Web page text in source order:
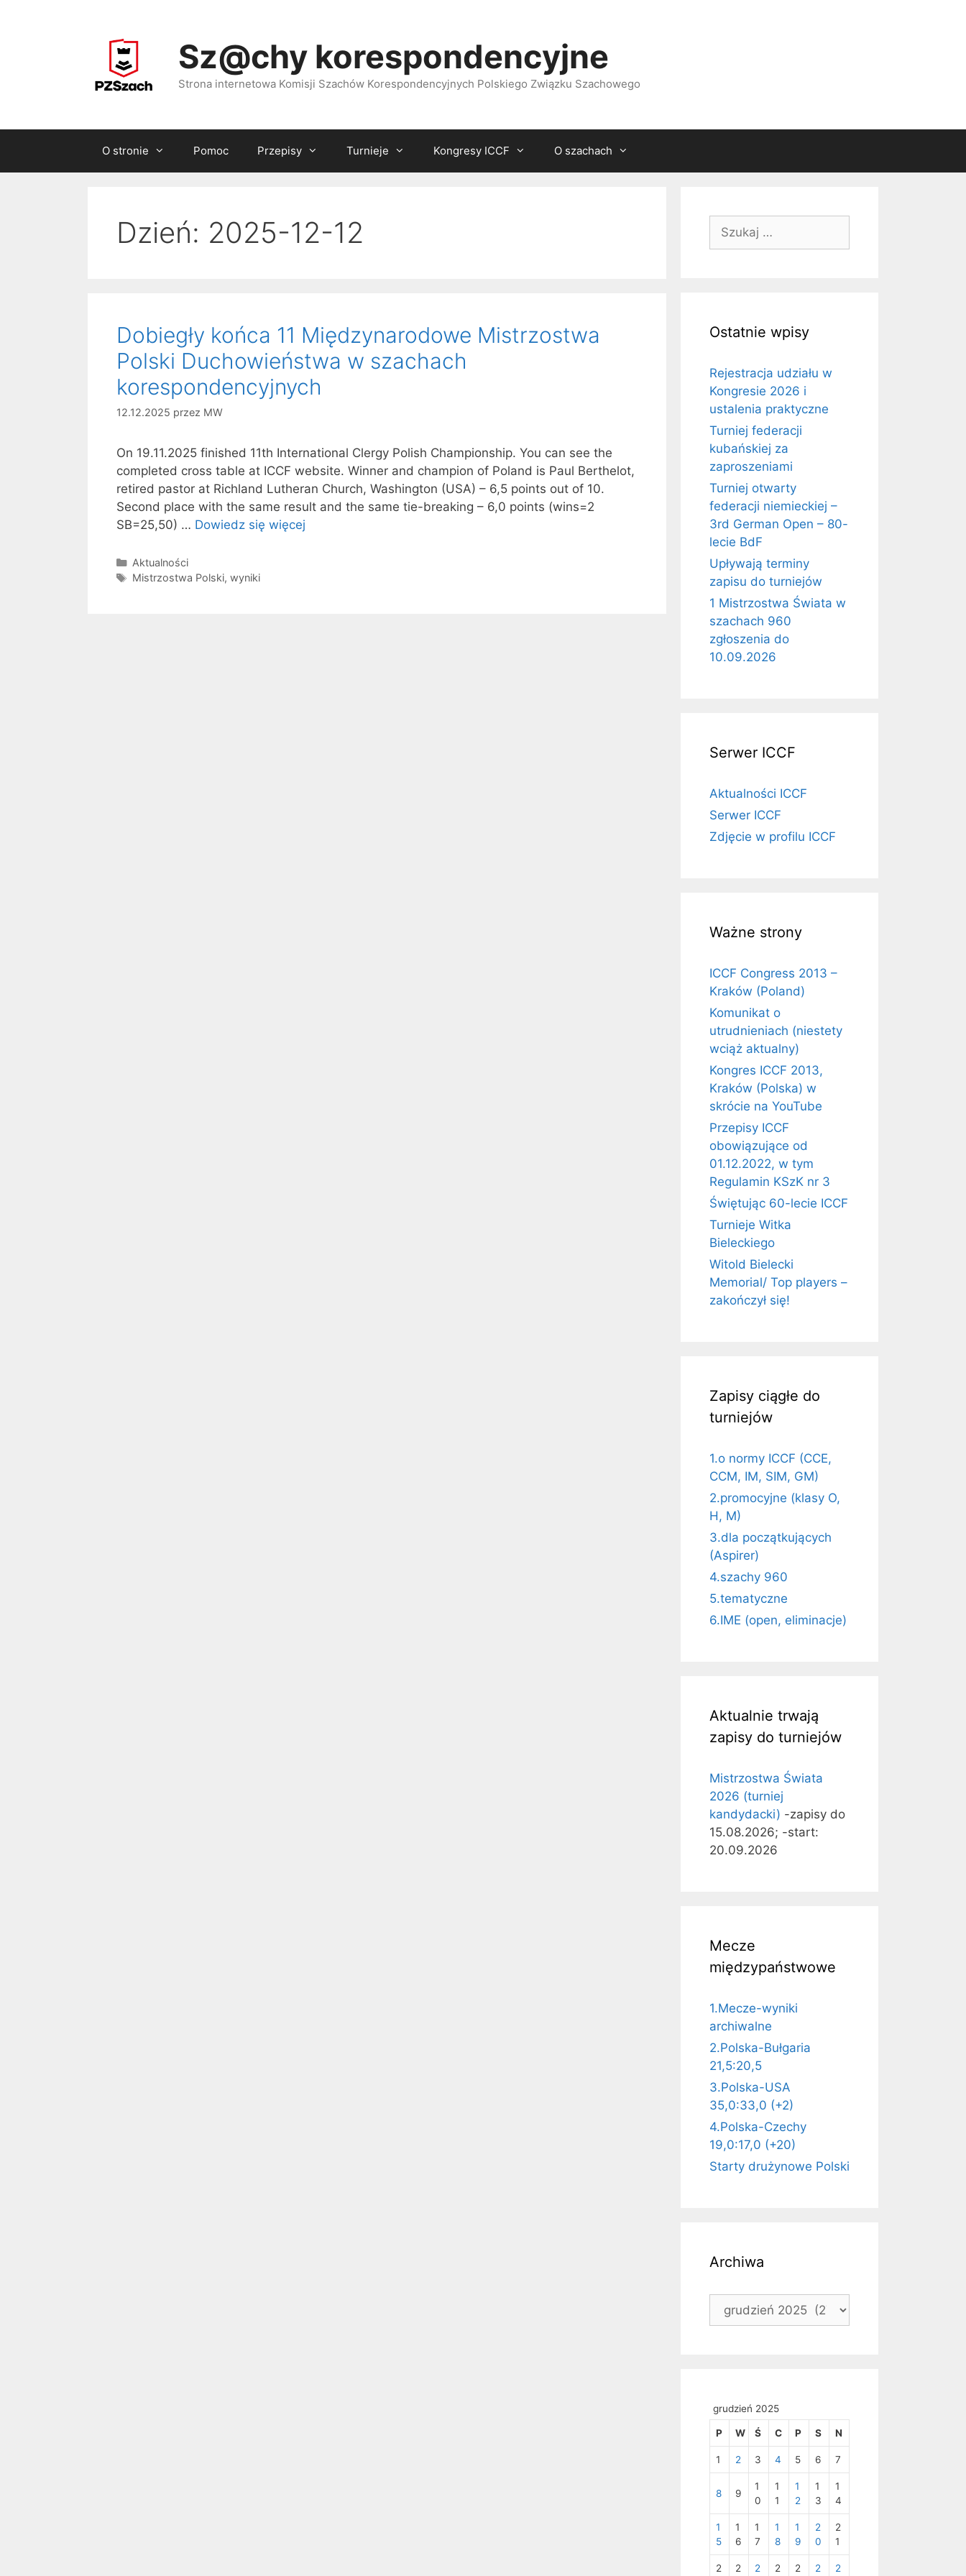
Sz@chy korespondencyjne
Strona internetowa Komisji Szachów Korespondencyjnych Polskiego Związku Szachowego
O stronie Pomoc Przepisy Turnieje Kongresy ICCF O szachach
Dzień: 2025-12-12
Dobiegły końca 11 Międzynarodowe Mistrzostwa
Polski Duchowieństwa w szachach
korespondencyjnych
12.12.2025 przez MW
On 19.11.2025 finished 11th International Clergy Polish Championship. You can see the
completed cross table at ICCF website. Winner and champion of Poland is Paul Berthelot,
retired pastor at Richland Lutheran Church, Washington (USA) – 6,5 points out of 10.
Second place with the same result and the same tie-breaking – 6,0 points (wins=2
SB=25,50) … Dowiedz się więcej
Kategorie
Aktualności
Tagi
Mistrzostwa Polski, wyniki
Ostatnie wpisy
Rejestracja udziału w
Kongresie 2026 i
ustalenia praktyczne
Turniej federacji
kubańskiej za
zaproszeniami
Turniej otwarty
federacji niemieckiej –
3rd German Open – 80-
lecie BdF
Upływają terminy
zapisu do turniejów
1 Mistrzostwa Świata w
szachach 960
zgłoszenia do
10.09.2026
Serwer ICCF
Aktualności ICCF
Serwer ICCF
Zdjęcie w profilu ICCF
Ważne strony
ICCF Congress 2013 –
Kraków (Poland)
Komunikat o
utrudnieniach (niestety
wciąż aktualny)
Kongres ICCF 2013,
Kraków (Polska) w
skrócie na YouTube
Przepisy ICCF
obowiązujące od
01.12.2022, w tym
Regulamin KSzK nr 3
Świętując 60-lecie ICCF
Turnieje Witka
Bieleckiego
Witold Bielecki
Memorial/ Top players –
zakończył się!
Zapisy ciągłe do
turniejów
1.o normy ICCF (CCE,
CCM, IM, SIM, GM)
2.promocyjne (klasy O,
H, M)
3.dla początkujących
(Aspirer)
4.szachy 960
5.tematyczne
6.IME (open, eliminacje)
Aktualnie trwają
zapisy do turniejów
Mistrzostwa Świata
2026 (turniej
kandydacki) -zapisy do
15.08.2026; -start:
20.09.2026
Mecze
międzypaństwowe
1.Mecze-wyniki
archiwalne
2.Polska-Bułgaria
21,5:20,5
3.Polska-USA
35,0:33,0 (+2)
4.Polska-Czechy
19,0:17,0 (+20)
Starty drużynowe Polski
Archiwa
Archiwa
grudzień 2025
P W Ś C P S N
1 2 3 4 5 6 7
8 9
1
0
1
1
1
2
1
3
1
4
1
5
1
6
1
7
1
8
1
9
2
0
2
1
2 2 2 2 2 2 2